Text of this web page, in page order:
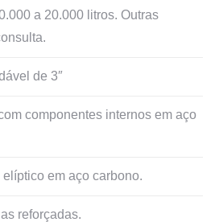
a 20.000 litros. Outras
de 3″
componentes internos em aço
em aço carbono.
reforçadas.